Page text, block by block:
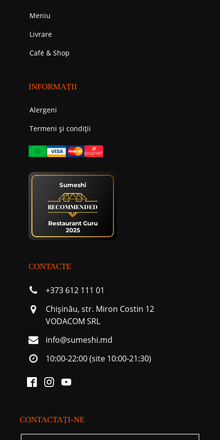
Meniu
Livrare
Cafе́ & Shop
INFORMAȚII
Alergeni
Termeni și condiții
Sumeshi
RECOMMENDED
Restaurant Guru
2025
CONTACTE
+373 612 111 01
Chişinău, str. Miron Costin 12
VODACOM SRL
info@sumeshi.md
10:00-22:00 (site 10:00-21:30)
CONTACTAȚI-NE